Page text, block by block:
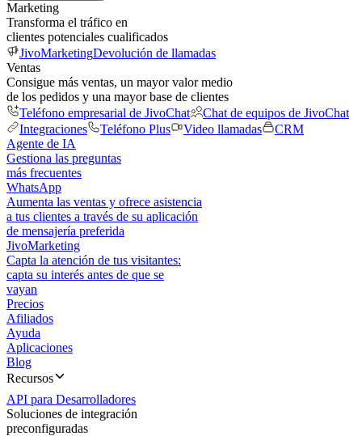
Marketing
Transforma el tráfico en
clientes potenciales cualificados
JivoMarketingDevolución de llamadas
Ventas
Consigue más ventas, un mayor valor medio
de los pedidos y una mayor base de clientes
Teléfono empresarial de JivoChat
Chat de equipos de JivoChat
Integraciones
Teléfono Plus Video llamadas
CRM
Agente de IA
Gestiona las preguntas
más frecuentes
WhatsApp
Aumenta las ventas y ofrece asistencia
a tus clientes a través de su aplicación
de mensajería preferida
JivoMarketing
Capta la atención de tus visitantes:
capta su interés antes de que se
vayan
Precios
Afiliados
Ayuda
Aplicaciones
Blog
Recursos
API para Desarrolladores
Soluciones de integración
preconfiguradas